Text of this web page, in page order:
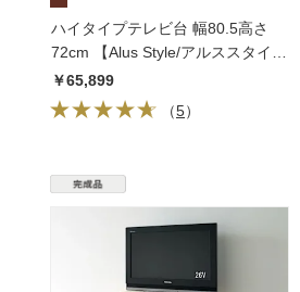
ハイタイプテレビ台 幅80.5高さ
72cm 【Alus Style/アルススタイ
ル】
￥65,899
（5）